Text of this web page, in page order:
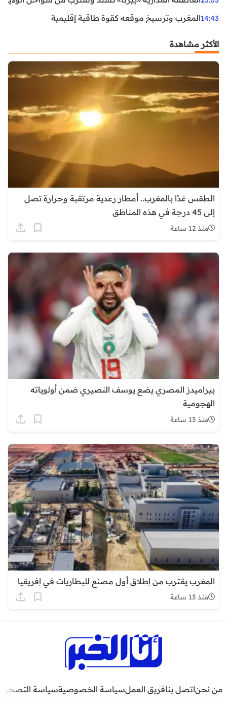
14:43المغرب وترسيخ موقعه كقوة طاقية إقليمية
الأكثر مشاهدة
الطقس غدًا بالمغرب.. أمطار رعدية مرتقبة وحرارة تصل
إلى 45 درجة في هذه المناطق
منذ 12 ساعة
بيراميدز المصري يضع يوسف النصيري ضمن أولوياته
الهجومية
منذ 13 ساعة
المغرب يقترب من إطلاق أول مصنع للبطاريات في إفريقيا
منذ 13 ساعة
من نحناتصل بنافريق العملسياسة الخصوصيةسياسة التصحيح